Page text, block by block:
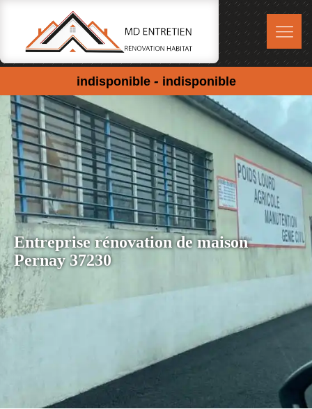
indisponible - indisponible
Entreprise rénovation de maison
Pernay 37230